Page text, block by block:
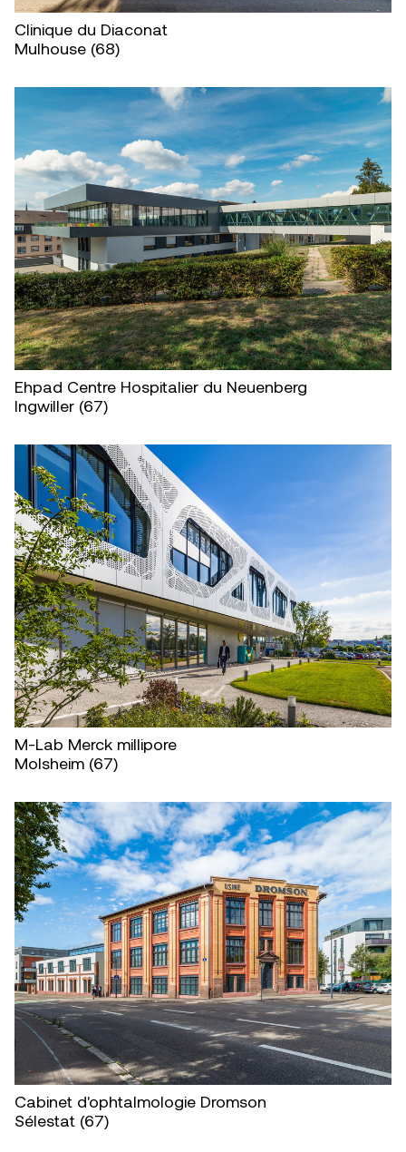
Clinique du Diaconat
Mulhouse (68)
Ehpad Centre Hospitalier du Neuenberg
Ingwiller (67)
M-Lab Merck millipore
Molsheim (67)
Cabinet d'ophtalmologie Dromson
Sélestat (67)